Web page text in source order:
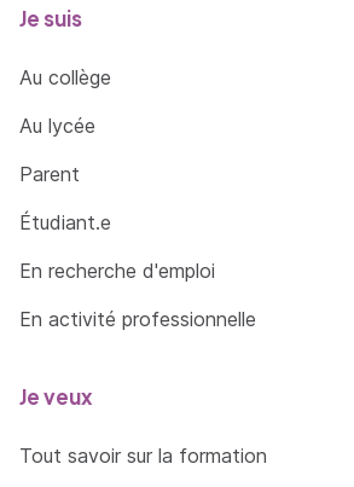
Je suis
Au collège
Au lycée
Parent
Étudiant.e
En recherche d'emploi
En activité professionnelle
Je veux
Tout savoir sur la formation